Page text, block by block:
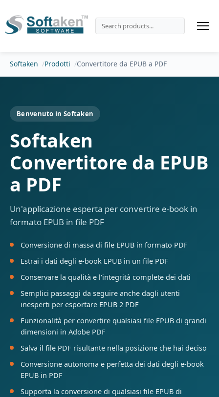
Softaken Prodotti Convertitore da EPUB a PDF
Benvenuto in Softaken
Softaken
Convertitore da EPUB
a PDF
Un'applicazione esperta per convertire e-book in
formato EPUB in file PDF
Conversione di massa di file EPUB in formato PDF
Estrai i dati degli e-book EPUB in un file PDF
Conservare la qualità e l'integrità complete dei dati
Semplici passaggi da seguire anche dagli utenti
inesperti per esportare EPUB 2 PDF
Funzionalità per convertire qualsiasi file EPUB di grandi
dimensioni in Adobe PDF
Salva il file PDF risultante nella posizione che hai deciso
Conversione autonoma e perfetta dei dati degli e-book
EPUB in PDF
Supporta la conversione di qualsiasi file EPUB di